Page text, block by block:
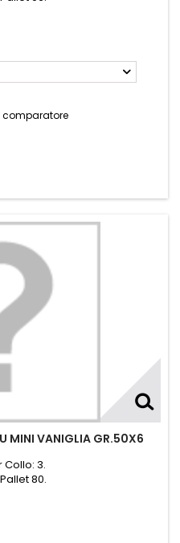
MINI VANIGLIA GR.50X6
Collo: 3.
80.